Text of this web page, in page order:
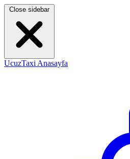
Close sidebar
UcuzTaxi Anasayfa